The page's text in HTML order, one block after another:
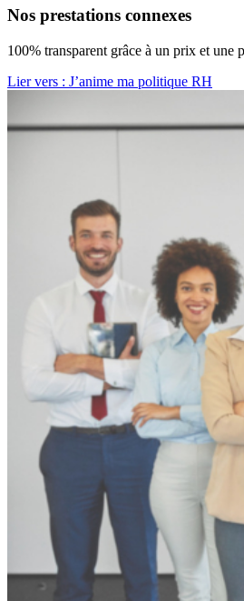
Nos prestations connexes
100% transparent grâce à un prix et une
Lier vers : J’anime ma politique RH